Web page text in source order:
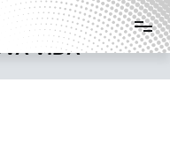
Estado do
VIDA